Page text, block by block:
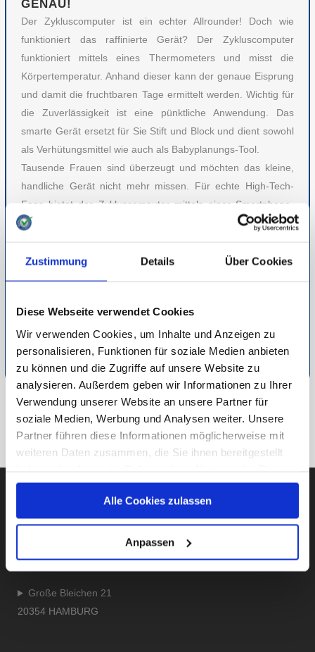
Zustimmung Details Über Cookies
Diese Webseite verwendet Cookies
Wir verwenden Cookies, um Inhalte und Anzeigen zu
personalisieren, Funktionen für soziale Medien anbieten
zu können und die Zugriffe auf unsere Website zu
analysieren. Außerdem geben wir Informationen zu Ihrer
Verwendung unserer Website an unsere Partner für
soziale Medien, Werbung und Analysen weiter. Unsere
Partner führen diese Informationen möglicherweise mit
weiteren Daten zusammen, die Sie ihnen bereitgestellt
gesammelt haben.
Unsere Datenschutzerklärung finden siehier.
Alle Cookies zulassen
Anpassen
GENAU!
Der Zykluscomputer ist ein echter Allrounder! Doch wie
funktioniert das raffinierte Gerät? Der Zykluscomputer
funktioniert mittels eines Thermometers und misst die
Körpertemperatur. Anhand dieser kann der genaue Eisprung
und damit die fruchtbaren Tage ermittelt werden. Wichtig für
die Zuverlässigkeit ist eine pünktliche Anwendung. Das
smarte Gerät ersetzt für Sie Stift und Block und dient sowohl
als Verhütungsmittel wie auch als Babyplanungs-Tool.
Tausende Frauen sind überzeugt und möchten das kleine,
handliche Gerät nicht mehr missen. Für echte High-Tech-
Fans bietet der Zykluscomputer mittels einer Smartphone-
App den perfekten Überblick über Ihren Zyklus und sorgt
Gerät ist die perfekte Lösung für alle, die maximale Funktion
richtig!
Detaillierte Informationen zur Durchführung unserer Studien
finden Sie unter
Methodik.
ZU GESUNDHEIT
ZUR ÜBERSICHT
AUBII GMBH
Große Bleichen 21
20354 HAMBURG